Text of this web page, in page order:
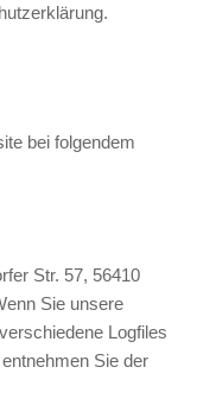
bei folgendem
Str. 57, 56410
Sie unsere
Logfiles
Sie der